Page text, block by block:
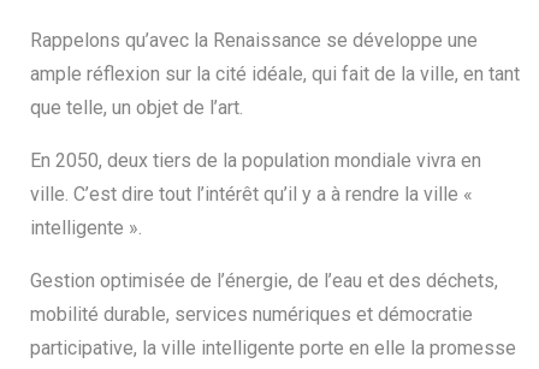
Rappelons qu’avec la Renaissance se développe une
ample réflexion sur la cité idéale, qui fait de la ville, en tant
que telle, un objet de l’art.
En 2050, deux tiers de la population mondiale vivra en
ville. C’est dire tout l’intérêt qu’il y a à rendre la ville «
intelligente ».
Gestion optimisée de l’énergie, de l’eau et des déchets,
mobilité durable, services numériques et démocratie
participative, la ville intelligente porte en elle la promesse